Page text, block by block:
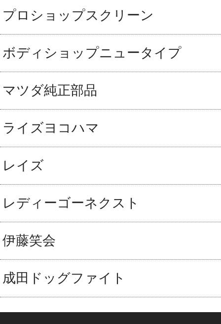
プロショップスクリーン
ボディショップニュータイプ
マツダ純正部品
ライズヨコハマ
レイズ
レディーゴーネクスト
伊藤笑会
成田ドッグファイト